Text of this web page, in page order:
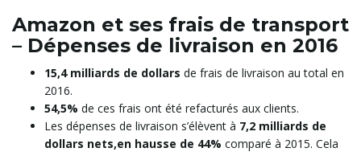
n
Amazon et ses frais de transport
– Dépenses de livraison en 2016
15,4 milliards de dollars de frais de livraison au total en
2016.
54,5% de ces frais ont été refacturés aux clients.
Les dépenses de livraison s’élèvent à 7,2 milliards de
dollars nets,en hausse de 44% comparé à 2015. Cela